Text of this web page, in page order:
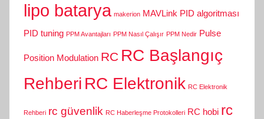
lipo batarya makerion MAVLink PID algoritması
PID tuning PPM Avantajları PPM Nasıl Çalışır PPM Nedir Pulse
Position Modulation RC RC Başlangıç
Rehberi RC Elektronik RC Elektronik
Rehberi rc güvenlik RC Haberleşme Protokolleri RC hobi rc